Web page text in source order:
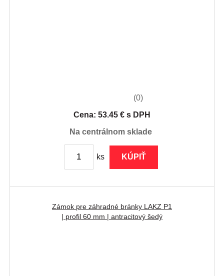
(0)
Cena: 53.45 € s DPH
na centrálnom sklade
ks KÚPIŤ
Zámok pre záhradné bránky LAKZ P1
| profil 60 mm | antracitový šedý